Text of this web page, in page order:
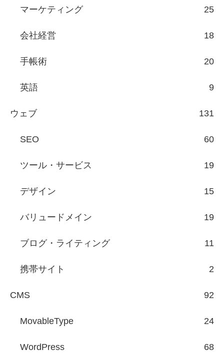
マーケティング 25
会社経営 18
手帳術 20
英語 9
ウェブ 131
SEO 60
ツール・サービス 19
デザイン 15
バリュードメイン 19
ブログ・ライティング 11
携帯サイト 2
CMS 92
MovableType 24
WordPress 68